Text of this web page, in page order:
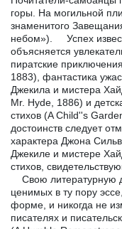
горы. На могильной
знаменитого
небом»). Успех
объясняется
пиратские
1883), фантастика
Джекила и мистера
Mr. Hyde, 1886) и
стихов (A Child''s
достоинств следует
характера Джона
Джекиле и мистере
стихов,
Свою литературную
ценимых в ту пору
форме, и никогда не
писателях и